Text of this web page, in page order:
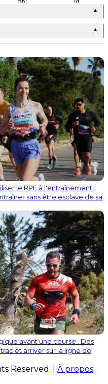
▲
▲
le RPE à l'entraînement :
sans être esclave de sa
avant une course : Des
et arriver sur la ligne de
Reserved. | À propos